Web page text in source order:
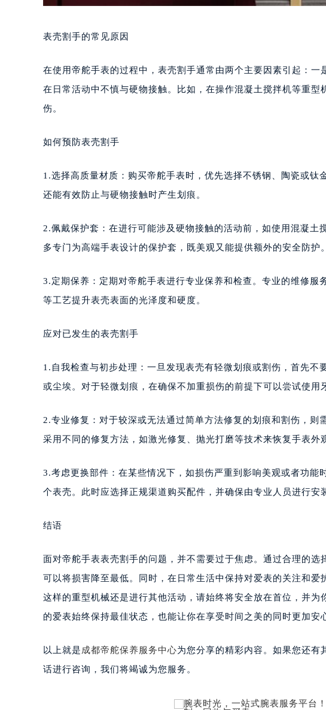
表壳割手的常见原因
在使用帝舵手表的过程中，表壳割手通常由两个主要因素引起：
在日常活动中不慎与硬物接触。比如，在操作混凝土搅拌机等重
伤。
如何预防表壳割手
1.选择高质量材质：购买帝舵手表时，优先选择不锈钢、陶瓷或
还能有效防止与硬物接触时产生划痕。
2.佩戴保护套：在进行可能涉及硬物接触的活动前，如使用混凝
多专门为高端手表设计的保护套，既美观又能提供额外的安全防护。
3.定期保养：定期对帝舵手表进行专业保养和检查。专业的维修
等工艺提升表壳表面的光泽度和硬度。
应对已发生的表壳割手
1.自我检查与初步处理：一旦发现表壳有轻微划痕或割伤，首先
或尘埃。对于轻微划痕，在确保不加重损伤的前提下可以尝试使
2.专业修复：对于较深或无法通过简单方法修复的划痕和割伤，
采用不同的修复方法，如激光修复、抛光打磨等技术来恢复手表外
3.考虑更换部件：在某些情况下，如损伤严重到影响美观或者功
个表壳。此时应选择正规渠道购买配件，并确保由专业人员进行安
结语
面对帝舵手表表壳割手的问题，并不需要过于焦虑。通过合理的
可以将损害降至最低。同时，在日常生活中保持对爱表的关注和
这样的重型机械还是进行其他活动，请始终将安全放在首位，并
的爱表始终保持最佳状态，也能让你在享受时间之美的同时更加安
以上就是 成都帝舵保养服务中心为您分享的精彩内容。如果您还有
话进行咨询，我们将竭诚为您服务。